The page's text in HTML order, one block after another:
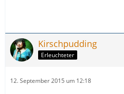
Kirschpudding
Erleuchteter
12. September 2015 um 12:18